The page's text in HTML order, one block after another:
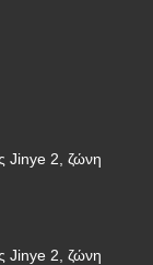
Jinye 2, ζώνη
Jinye 2, ζώνη